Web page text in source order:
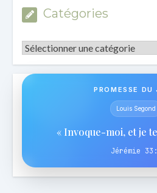
Catégories
Catégories
PROMESSE DU
Louis Segond
« Invoque-moi, et je
Jérémie